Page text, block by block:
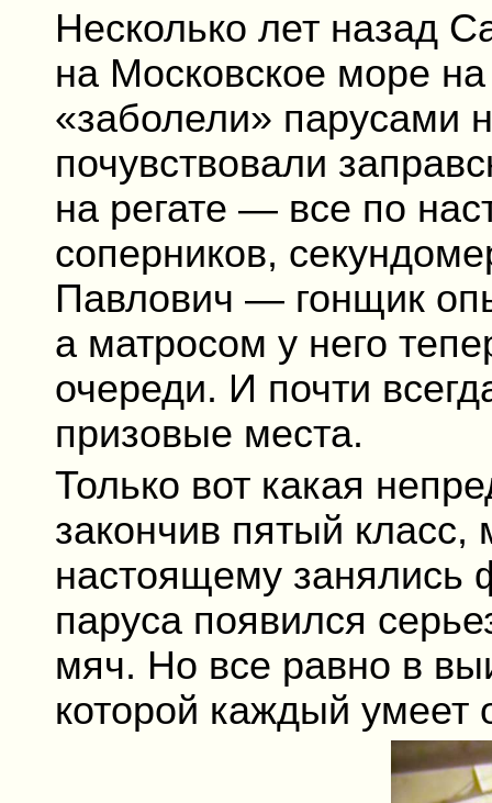
Несколько лет назад
на Московское море
«заболели» парусами
почувствовали
на регате — все по
соперников,
Павлович — гонщик
а матросом у него
очереди. И почти
призовые места.
Только вот какая
закончив пятый
настоящему занялись
паруса появился
мяч. Но все равно в
которой каждый умеет